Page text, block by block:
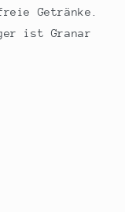
Getränke.
ist Granar